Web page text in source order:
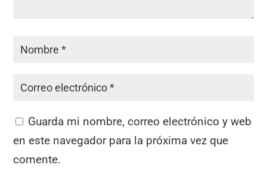
Guarda mi nombre, correo electrónico y web
en este navegador para la próxima vez que
comente.